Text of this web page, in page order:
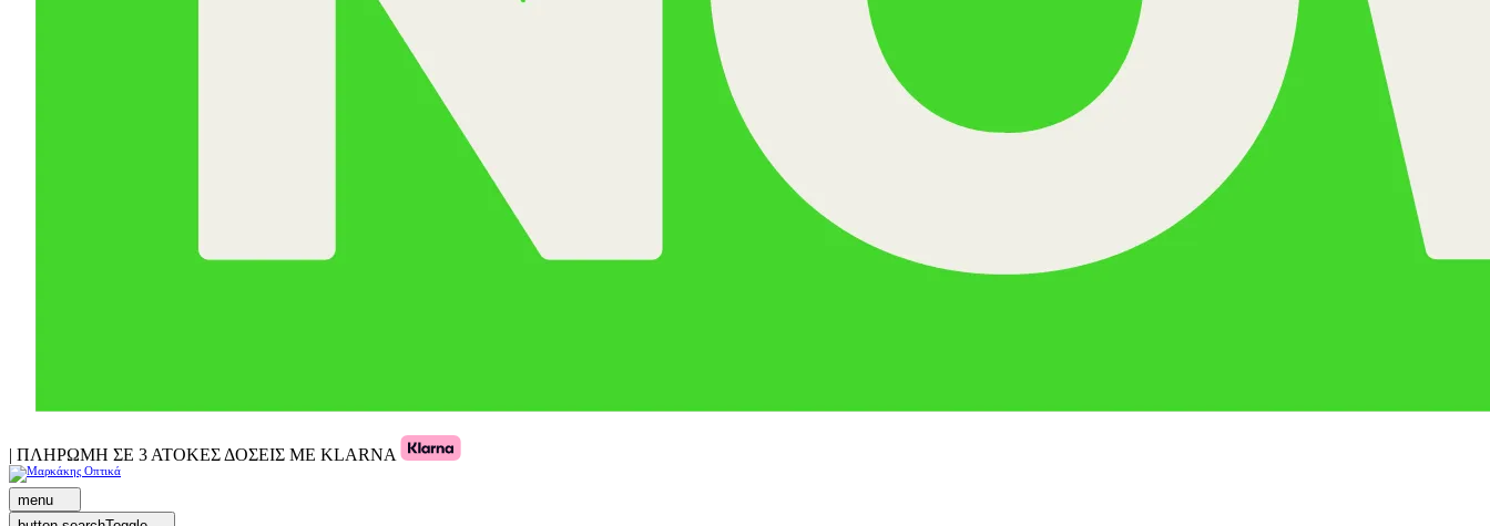
| ΠΛΗΡΩΜΗ ΣΕ 3 ΑΤΟΚΕΣ ΔΟΣΕΙΣ ΜΕ KLARNA
menu